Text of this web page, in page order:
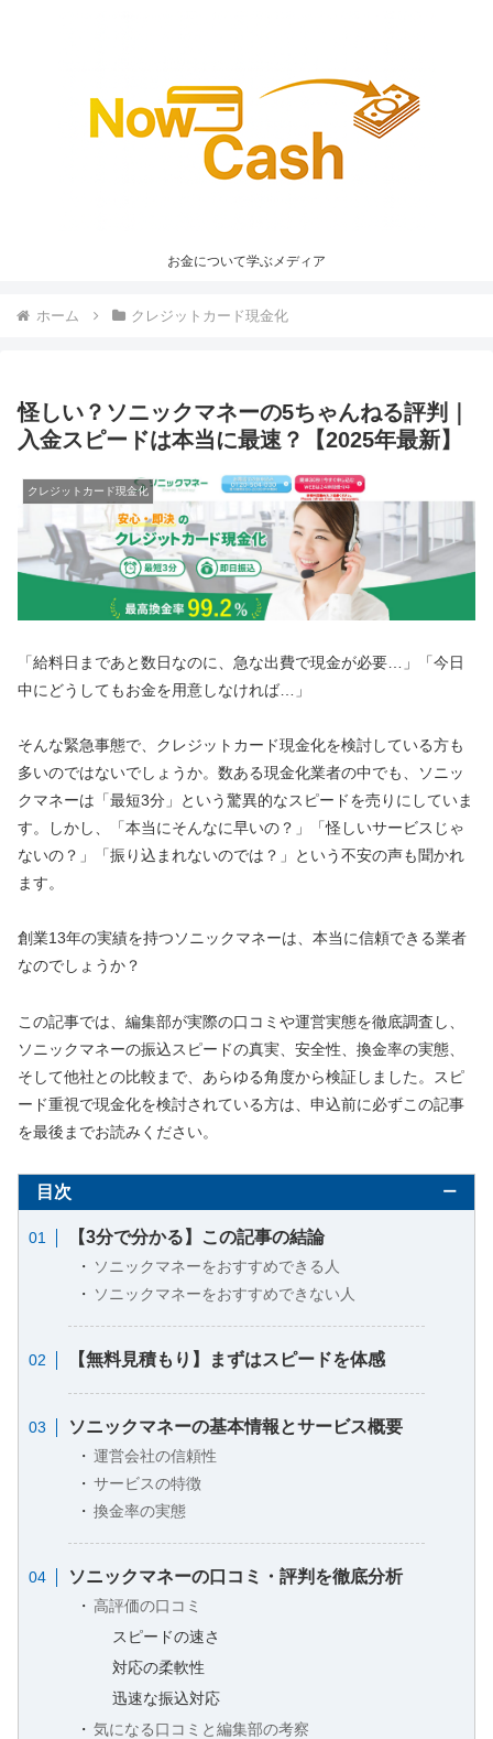
お金について学ぶメディア
ホーム クレジットカード現金化
怪しい？ソニックマネーの5ちゃんねる評判｜
入金スピードは本当に最速？【2025年最新】
クレジットカード現金化
「給料日まであと数日なのに、急な出費で現金が必要…」「今日
中にどうしてもお金を用意しなければ…」
そんな緊急事態で、クレジットカード現金化を検討している方も
多いのではないでしょうか。数ある現金化業者の中でも、ソニッ
クマネーは「最短3分」という驚異的なスピードを売りにしていま
す。しかし、「本当にそんなに早いの？」「怪しいサービスじゃ
ないの？」「振り込まれないのでは？」という不安の声も聞かれ
ます。
創業13年の実績を持つソニックマネーは、本当に信頼できる業者
なのでしょうか？
この記事では、編集部が実際の口コミや運営実態を徹底調査し、
ソニックマネーの振込スピードの真実、安全性、換金率の実態、
そして他社との比較まで、あらゆる角度から検証しました。スピ
ード重視で現金化を検討されている方は、申込前に必ずこの記事
を最後までお読みください。
目次
【3分で分かる】この記事の結論
ソニックマネーをおすすめできる人
ソニックマネーをおすすめできない人
【無料見積もり】まずはスピードを体感
ソニックマネーの基本情報とサービス概要
運営会社の信頼性
サービスの特徴
換金率の実態
ソニックマネーの口コミ・評判を徹底分析
高評価の口コミ
スピードの速さ
対応の柔軟性
迅速な振込対応
気になる口コミと編集部の考察